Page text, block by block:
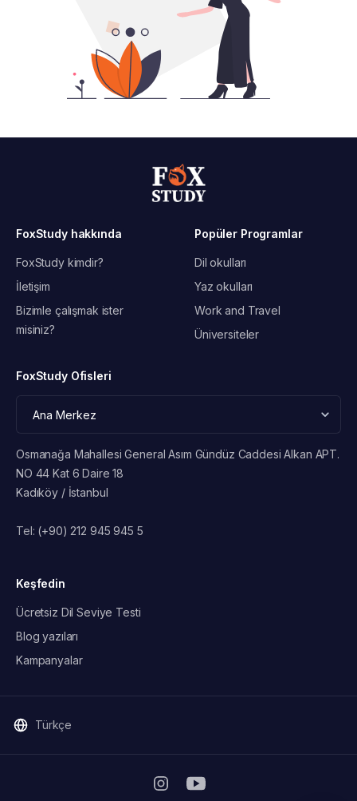
FoxStudy hakkında
FoxStudy kimdir?
İletişim
Bizimle çalışmak ister
misiniz?
Popüler Programlar
Dil okulları
Yaz okulları
Work and Travel
Üniversiteler
FoxStudy Ofisleri
Osmanağa Mahallesi General Asım Gündüz Caddesi Alkan APT.
NO 44 Kat 6 Daire 18
Kadıköy / İstanbul
Tel: (+90) 212 945 945 5
Keşfedin
Ücretsiz Dil Seviye Testi
Blog yazıları
Kampanyalar
Türkçe